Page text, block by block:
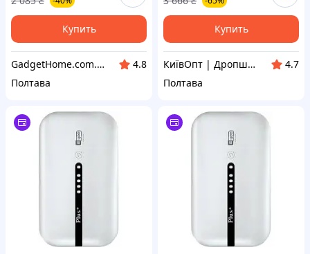
Купить
GadgetHome.com.ua
4.8
Полтава
Купить
КиївОпт | Дропшип, Опт, Роздріб
4.7
Полтава